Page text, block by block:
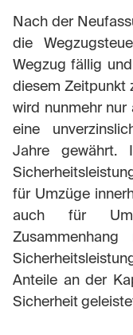
Nach der
die
Wegzug fällig
diesem Zeitpunkt
wird nunmehr
eine
Jahre
für Umzüge
auch für
Anteile an der
Sicherheit